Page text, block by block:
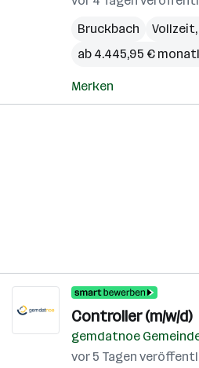
Bruckbach
ab 4.445,95 €
Merken
Controller (m/w/d)
gemdatnoe
vor 5 Tagen